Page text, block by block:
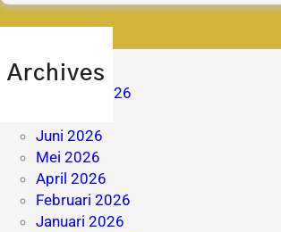
Archives
Agustus 2026
Juni 2026
Mei 2026
April 2026
Februari 2026
Januari 2026